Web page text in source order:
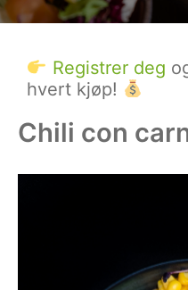
Registrer deg
hvert kjøp!
Chili con